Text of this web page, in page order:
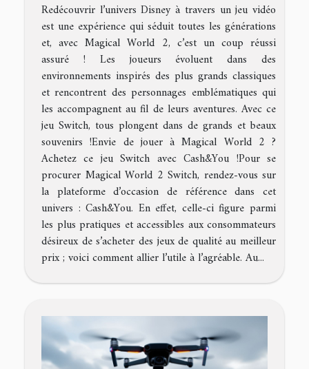
Redécouvrir l’univers Disney à travers un jeu vidéo
est une expérience qui séduit toutes les générations
et, avec Magical World 2, c’est un coup réussi
assuré ! Les joueurs évoluent dans des
environnements inspirés des plus grands classiques
et rencontrent des personnages emblématiques qui
les accompagnent au fil de leurs aventures. Avec ce
jeu Switch, tous plongent dans de grands et beaux
souvenirs !Envie de jouer à Magical World 2 ?
Achetez ce jeu Switch avec Cash&You !Pour se
procurer Magical World 2 Switch, rendez-vous sur
la plateforme d’occasion de référence dans cet
univers : Cash&You. En effet, celle-ci figure parmi
les plus pratiques et accessibles aux consommateurs
désireux de s’acheter des jeux de qualité au meilleur
prix ; voici comment allier l’utile à l’agréable. Au...